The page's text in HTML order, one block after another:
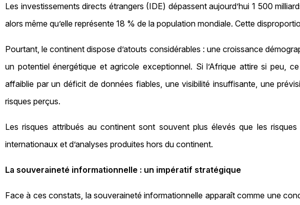
Les investissements directs étrangers (IDE) dépassent aujourd’hui 1 500
alors même qu’elle représente 18 % de la population mondiale. Cette
Pourtant, le continent dispose d’atouts considérables : une croissance
un potentiel énergétique et agricole exceptionnel. Si l’Afrique attire si peu,
affaiblie par un déficit de données fiables, une visibilité insuffisante, une
risques perçus.
Les risques attribués au continent sont souvent plus élevés que les
internationaux et d’analyses produites hors du continent.
La souveraineté informationnelle : un impératif stratégique
Face à ces constats, la souveraineté informationnelle apparaît comme une